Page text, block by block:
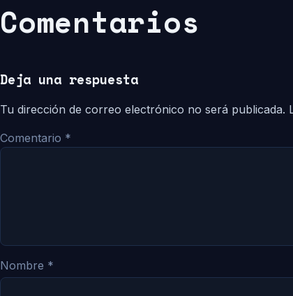
Comentarios
Deja una respuesta
Tu dirección de correo electrónico no será publicada.
Comentario *
Nombre *